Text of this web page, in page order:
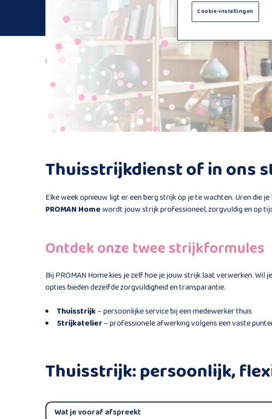
Thuisstrijkdienst of in ons
Elke week opnieuw ligt er een berg strijk op je te wachten. Uren die
PROMAN Homewordt jouw strijk professioneel, zorgvuldig en op
Ontdek onze twee strijkformules
Bij PROMAN Home kies je zelf hoe je jouw strijk laat verwerken.
opties bieden dezelfde zorgvuldigheid en transparantie.
Thuisstrijk– persoonlijke service bij een medewerker thuis
Strijkatelier– professionele afwerking volgens een vaste
Thuisstrijk: persoonlijk,
Wat je vooraf afspreekt
Cookie-instellingen